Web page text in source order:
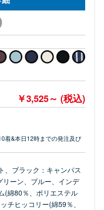
￥3,525～ (税込)
着&本日12時までの発注及び
、ブラック：キャンパス
ーン、ブルー、インデ
(綿80％、ポリエステル
チヒッコリー(綿59％、